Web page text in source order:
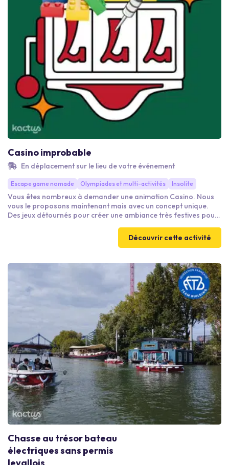
Casino improbable
En déplacement sur le lieu de votre événement
Escape game nomade Olympiades et multi-activités Insolite
Vous êtes nombreux à demander une animation Casino. Nous
vous le proposons maintenant mais avec un concept unique.
Des jeux détournés pour créer une ambiance très festives pour
aux canards Bingo Show Poker énigmesDécouvrir cette activité
Chasse au trésor bateau
électriques sans permis
levallois